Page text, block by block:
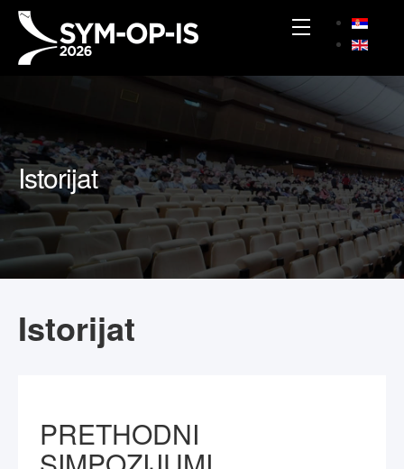
Istorijat
Istorijat
PRETHODNI